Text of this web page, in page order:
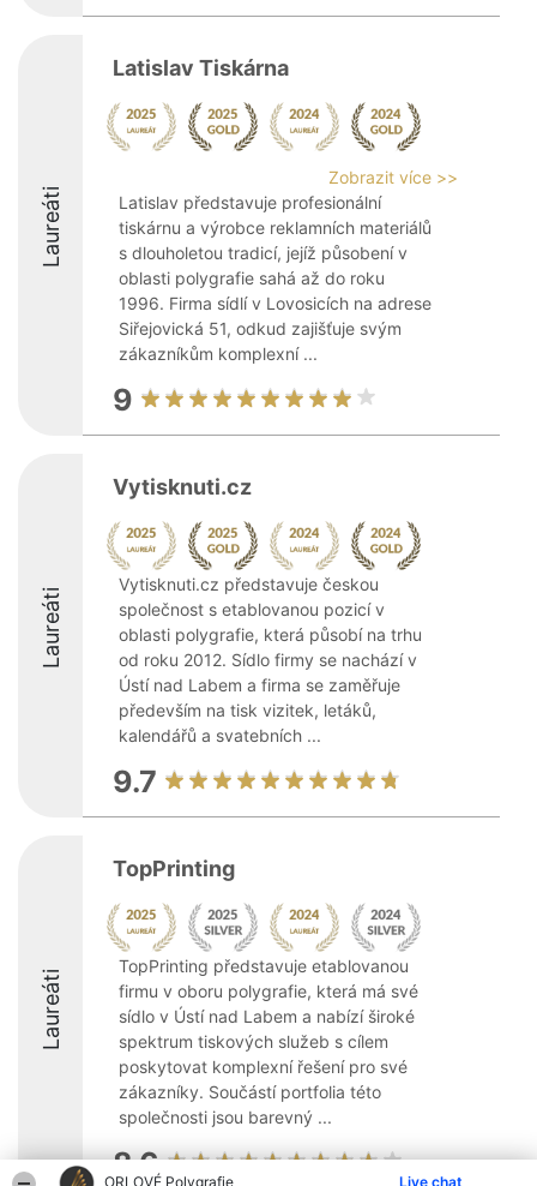
ORLOVÉ Polygrafie Live chat
Laureáti
Latislav Tiskárna
Zobrazit více >>
Latislav představuje profesionální
tiskárnu a výrobce reklamních materiálů
s dlouholetou tradicí, jejíž působení v
oblasti polygrafie sahá až do roku
1996. Firma sídlí v Lovosicích na adrese
Siřejovická 51, odkud zajišťuje svým
zákazníkům komplexní ...
9
Laureáti
Vytisknuti.cz
Vytisknuti.cz představuje českou
společnost s etablovanou pozicí v
oblasti polygrafie, která působí na trhu
od roku 2012. Sídlo firmy se nachází v
Ústí nad Labem a firma se zaměřuje
především na tisk vizitek, letáků,
kalendářů a svatebních ...
9.7
Laureáti
TopPrinting
TopPrinting představuje etablovanou
firmu v oboru polygrafie, která má své
sídlo v Ústí nad Labem a nabízí široké
spektrum tiskových služeb s cílem
poskytovat komplexní řešení pro své
zákazníky. Součástí portfolia této
společnosti jsou barevný ...
8.6